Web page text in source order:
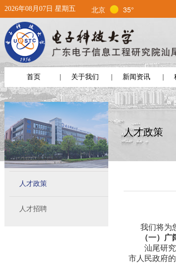
2026年08月07日 星期五 北京 35°
首页 关于我们 新闻资讯
人才政策
人才招聘
人才政策
我们将为
（一）广
汕尾研
市人民政府